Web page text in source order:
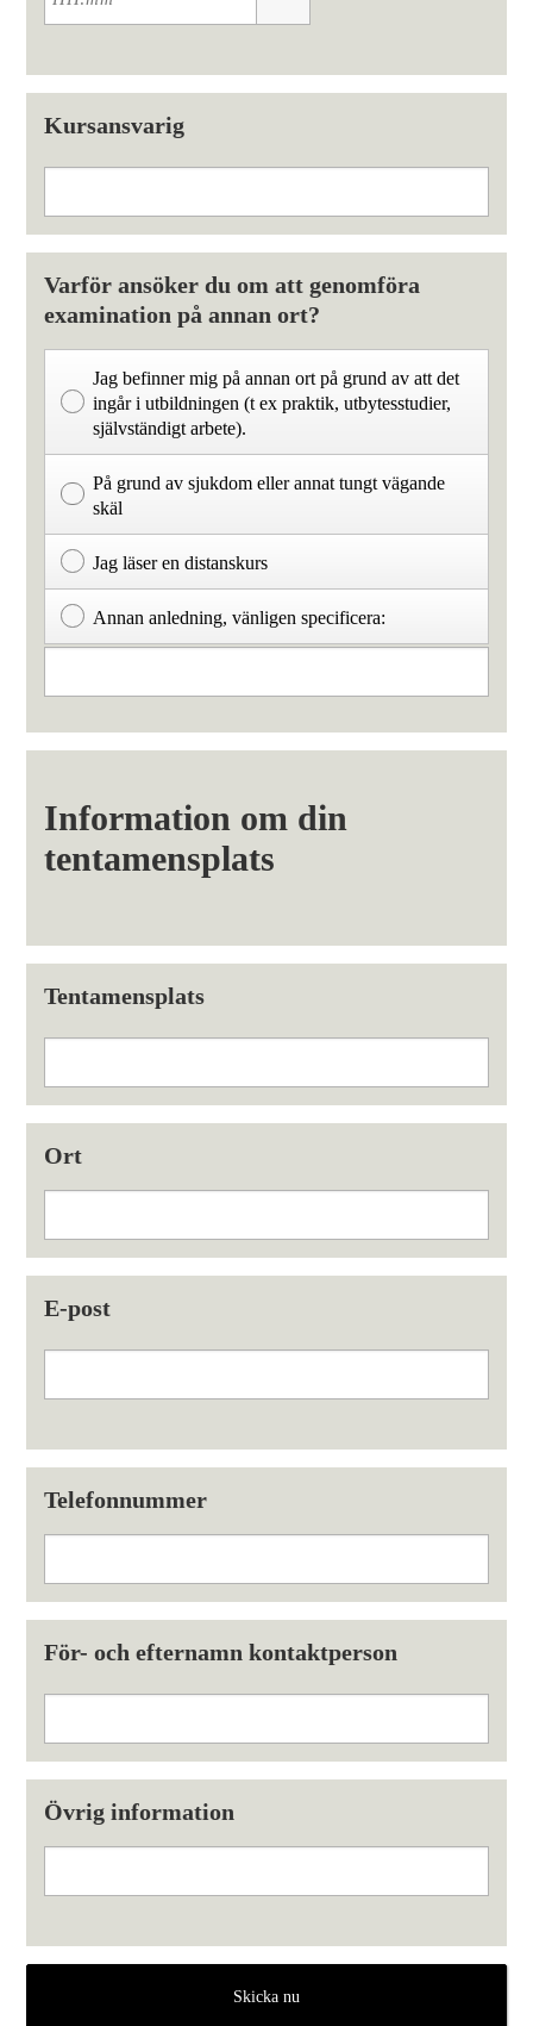
Kursansvarig
Varför ansöker du om att genomföra
examination på annan ort?
Jag befinner mig på annan ort på grund av att det
ingår i utbildningen (t ex praktik, utbytesstudier,
självständigt arbete).
På grund av sjukdom eller annat tungt vägande
skäl
Jag läser en distanskurs
Annan anledning, vänligen specificera:
Information om din
tentamensplats
Tentamensplats
Ort
E-post
Telefonnummer
För- och efternamn kontaktperson
Övrig information
Skicka nu